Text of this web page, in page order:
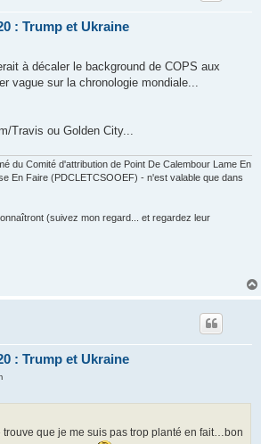
: Trump et Ukraine
à décaler le background de COPS aux
vague sur la chronologie mondiale...
Travis ou Golden City...
du Comité d'attribution de Point De Calembour Lame En
En Faire (PDCLETCSOOEF) - n'est valable que dans
(suivez mon regard... et regardez leur
: Trump et Ukraine
trouve que je me suis pas trop planté en fait…bon